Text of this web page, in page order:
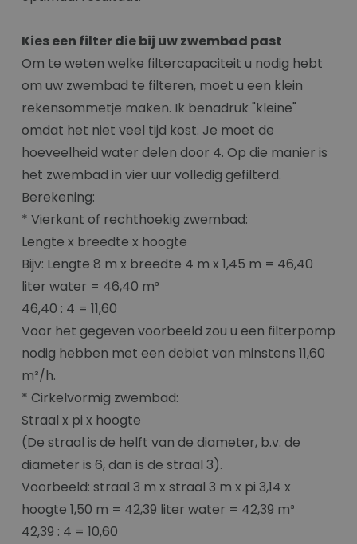
Kies een filter die bij uw zwembad past
Om te weten welke filtercapaciteit u nodig hebt
om uw zwembad te filteren, moet u een klein
rekensommetje maken. Ik benadruk "kleine"
omdat het niet veel tijd kost. Je moet de
hoeveelheid water delen door 4. Op die manier is
het zwembad in vier uur volledig gefilterd.
Berekening:
* Vierkant of rechthoekig zwembad:
Lengte x breedte x hoogte
Bijv: Lengte 8 m x breedte 4 m x 1,45 m = 46,40
liter water = 46,40 m³
46,40 : 4 = 11,60
Voor het gegeven voorbeeld zou u een filterpomp
nodig hebben met een debiet van minstens 11,60
m³/h.
* Cirkelvormig zwembad:
Straal x pi x hoogte
(De straal is de helft van de diameter, b.v. de
diameter is 6, dan is de straal 3).
Voorbeeld: straal 3 m x straal 3 m x pi 3,14 x
hoogte 1,50 m = 42,39 liter water = 42,39 m³
42,39 : 4 = 10,60